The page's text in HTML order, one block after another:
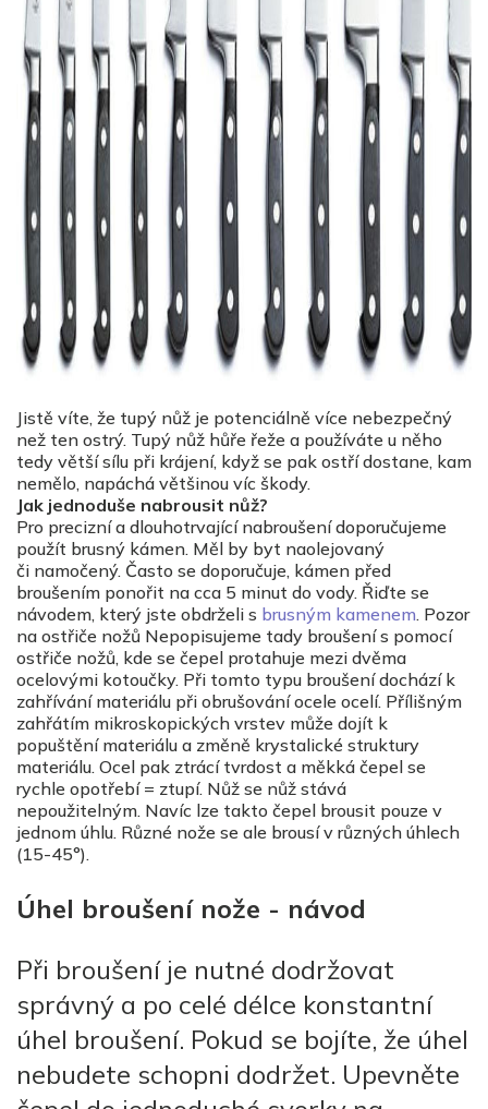
Jistě víte, že tupý nůž je potenciálně více nebezpečný
než ten ostrý. Tupý nůž hůře řeže a používáte u něho
tedy větší sílu při krájení, když se pak ostří dostane, kam
nemělo, napáchá většinou víc škody.
Jak jednoduše nabrousit nůž?
Pro precizní a dlouhotrvající nabroušení doporučujeme
použít brusný kámen. Měl by byt naolejovaný
či namočený. Často se doporučuje, kámen před
broušením ponořit na cca 5 minut do vody. Řiďte se
návodem, který jste obdrželi s brusným kamenem. Pozor
na ostřiče nožů Nepopisujeme tady broušení s pomocí
ostřiče nožů, kde se čepel protahuje mezi dvěma
ocelovými kotoučky. Při tomto typu broušení dochází k
zahřívání materiálu při obrušování ocele ocelí. Přílišným
zahřátím mikroskopických vrstev může dojít k
popuštění materiálu a změně krystalické struktury
materiálu. Ocel pak ztrácí tvrdost a měkká čepel se
rychle opotřebí = ztupí. Nůž se nůž stává
nepoužitelným. Navíc lze takto čepel brousit pouze v
jednom úhlu. Různé nože se ale brousí v různých úhlech
(15-45°).
Úhel broušení nože - návod
Při broušení je nutné dodržovat
správný a po celé délce konstantní
úhel broušení. Pokud se bojíte, že úhel
nebudete schopni dodržet. Upevněte